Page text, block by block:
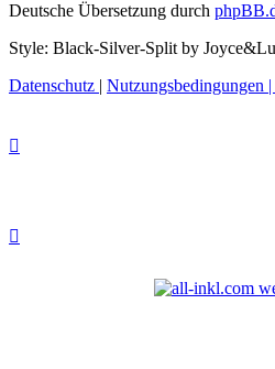
Deutsche Übersetzung durch
Style: Black-Silver-Split by
Datenschutz | Nutzungsbedingungen |